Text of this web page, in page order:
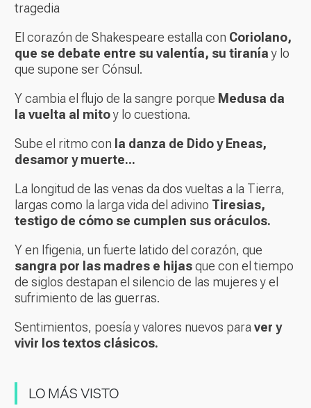
tragedia
El corazón de Shakespeare estalla con Coriolano,
que se debate entre su valentía, su tiraníay lo
que supone ser Cónsul.
Y cambia el flujo de la sangre porque Medusa da
la vuelta al mitoy lo cuestiona.
Sube el ritmo con la danza de Dido y Eneas,
desamor y muerte...
La longitud de las venas da dos vueltas a la Tierra,
largas como la larga vida del adivino Tiresias,
testigo de cómo se cumplen sus oráculos.
Y en Ifigenia, un fuerte latido del corazón, que
sangra por las madres e hijasque con el tiempo
de siglos destapan el silencio de las mujeres y el
sufrimiento de las guerras.
Sentimientos, poesía y valores nuevos para ver y
vivir los textos clásicos.
LO MÁS VISTO